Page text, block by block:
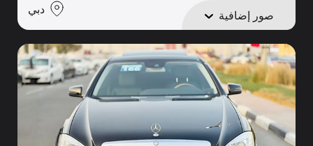
صور إضافية دبي